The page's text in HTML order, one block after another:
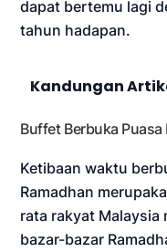
dapat bertemu lagi
tahun hadapan.
Kandungan
Buffet Berbuka Puasa
Ketibaan waktu
Ramadhan
rata rakyat Malaysia
bazar-bazar